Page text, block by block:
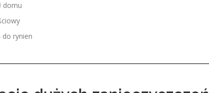
domu
do rynien